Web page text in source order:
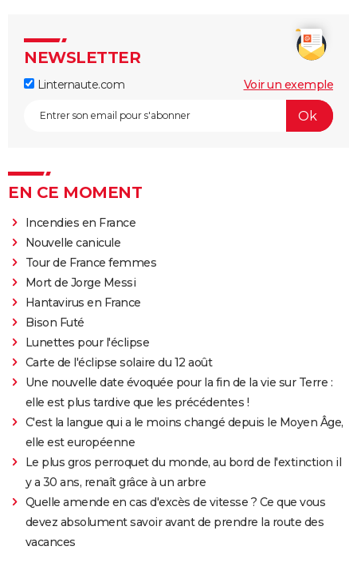
NEWSLETTER
Linternaute.com Voir un exemple
EN CE MOMENT
Incendies en France
Nouvelle canicule
Tour de France femmes
Mort de Jorge Messi
Hantavirus en France
Bison Futé
Lunettes pour l'éclipse
Carte de l'éclipse solaire du 12 août
Une nouvelle date évoquée pour la fin de la vie sur Terre :
elle est plus tardive que les précédentes !
C'est la langue qui a le moins changé depuis le Moyen Âge,
elle est européenne
Le plus gros perroquet du monde, au bord de l'extinction il
y a 30 ans, renaît grâce à un arbre
Quelle amende en cas d'excès de vitesse ? Ce que vous
devez absolument savoir avant de prendre la route des
vacances